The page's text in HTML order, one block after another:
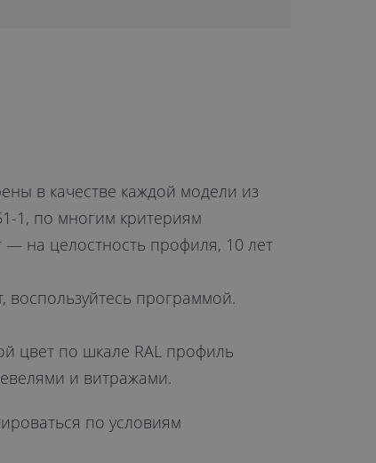
в качестве каждой модели из
1, по многим критериям
на целостность профиля, 10 лет
воспользуйтесь программой.
цвет по шкале RAL профиль
и витражами.
по условиям